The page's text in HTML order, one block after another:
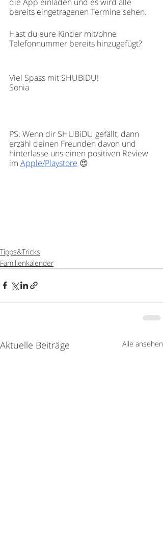
bereits eingetragenen Termine sehen.
Hast du eure Kinder mit/ohne
Telefonnummer bereits hinzugefügt?
Viel Spass mit SHUBiDU!
Sonia
PS: Wenn dir SHUBiDU gefällt, dann
erzähl deinen Freunden davon und
hinterlasse uns einen positiven Review
im Apple/Playstore 😍
Tipps&Tricks
Familienkalender
Aktuelle Beiträge Alle ansehen